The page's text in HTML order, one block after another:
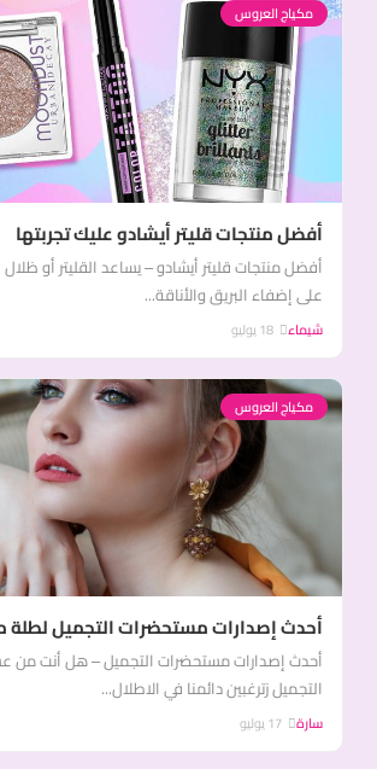
مكياج العروس
أفضل منتجات قليتر أيشادو عليك تجربتها
أفضل منتجات قليتر أيشادو – يساعد القليتر أو
على إضفاء البريق والأناقة...
شيماء
مكياج العروس
أحدث إصدارات مستحضرات التجميل لطلة
أحدث إصدارات مستحضرات التجميل – هل أنت
التجميل زترغبين دائمنا في الاطلال...
سارة